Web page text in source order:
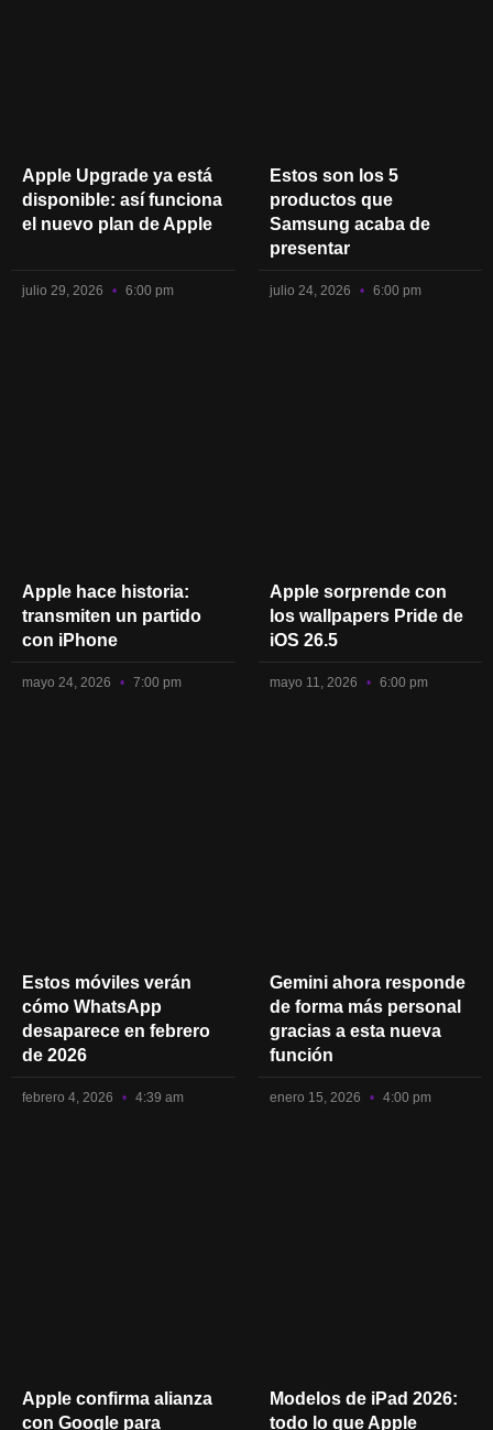
Apple Upgrade ya está
disponible: así funciona
el nuevo plan de Apple
julio 29, 2026 6:00 pm
Estos son los 5
productos que
Samsung acaba de
presentar
julio 24, 2026 6:00 pm
Apple hace historia:
transmiten un partido
con iPhone
mayo 24, 2026 7:00 pm
Apple sorprende con
los wallpapers Pride de
iOS 26.5
mayo 11, 2026 6:00 pm
Estos móviles verán
cómo WhatsApp
desaparece en febrero
de 2026
febrero 4, 2026 4:39 am
Gemini ahora responde
de forma más personal
gracias a esta nueva
función
enero 15, 2026 4:00 pm
Apple confirma alianza
con Google para
Modelos de iPad 2026:
todo lo que Apple